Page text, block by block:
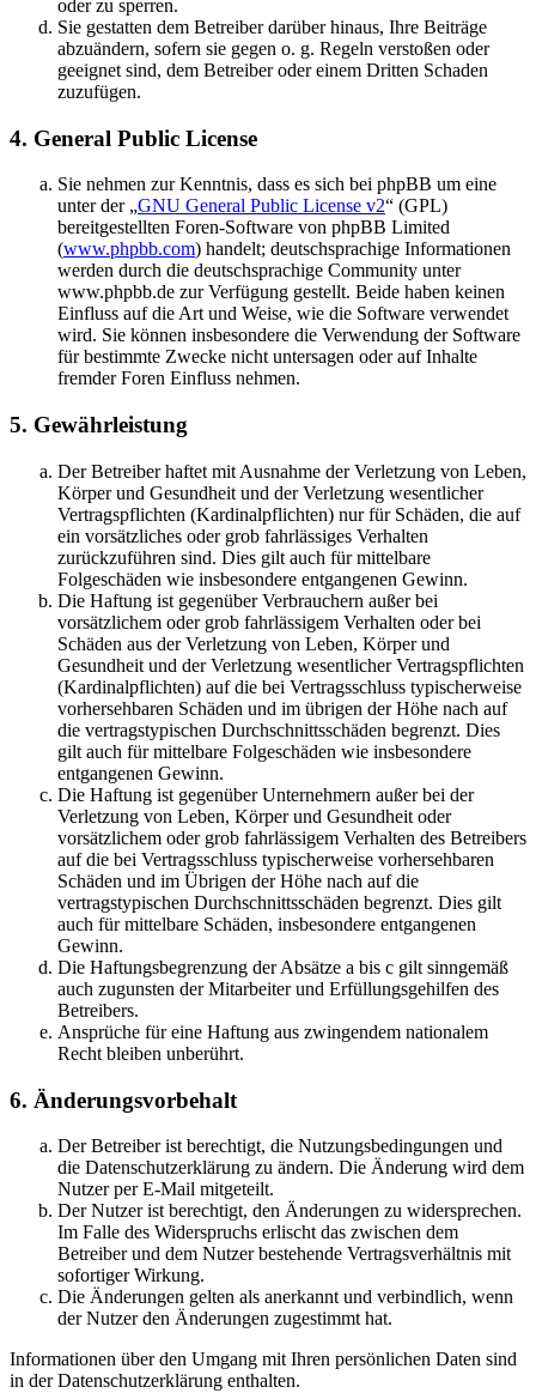
oder zu sperren.
Sie gestatten dem Betreiber darüber hinaus, Ihre Beiträge
abzuändern, sofern sie gegen o. g. Regeln verstoßen oder
geeignet sind, dem Betreiber oder einem Dritten Schaden
zuzufügen.
4. General Public License
Sie nehmen zur Kenntnis, dass es sich bei phpBB um eine
unter der „GNU General Public License v2“ (GPL)
bereitgestellten Foren-Software von phpBB Limited
(www.phpbb.com) handelt; deutschsprachige Informationen
werden durch die deutschsprachige Community unter
www.phpbb.de zur Verfügung gestellt. Beide haben keinen
Einfluss auf die Art und Weise, wie die Software verwendet
wird. Sie können insbesondere die Verwendung der Software
für bestimmte Zwecke nicht untersagen oder auf Inhalte
fremder Foren Einfluss nehmen.
5. Gewährleistung
Der Betreiber haftet mit Ausnahme der Verletzung von Leben,
Körper und Gesundheit und der Verletzung wesentlicher
Vertragspflichten (Kardinalpflichten) nur für Schäden, die auf
ein vorsätzliches oder grob fahrlässiges Verhalten
zurückzuführen sind. Dies gilt auch für mittelbare
Folgeschäden wie insbesondere entgangenen Gewinn.
Die Haftung ist gegenüber Verbrauchern außer bei
vorsätzlichem oder grob fahrlässigem Verhalten oder bei
Schäden aus der Verletzung von Leben, Körper und
Gesundheit und der Verletzung wesentlicher Vertragspflichten
(Kardinalpflichten) auf die bei Vertragsschluss typischerweise
vorhersehbaren Schäden und im übrigen der Höhe nach auf
die vertragstypischen Durchschnittsschäden begrenzt. Dies
gilt auch für mittelbare Folgeschäden wie insbesondere
entgangenen Gewinn.
Die Haftung ist gegenüber Unternehmern außer bei der
Verletzung von Leben, Körper und Gesundheit oder
vorsätzlichem oder grob fahrlässigem Verhalten des Betreibers
auf die bei Vertragsschluss typischerweise vorhersehbaren
Schäden und im Übrigen der Höhe nach auf die
vertragstypischen Durchschnittsschäden begrenzt. Dies gilt
auch für mittelbare Schäden, insbesondere entgangenen
Gewinn.
Die Haftungsbegrenzung der Absätze a bis c gilt sinngemäß
auch zugunsten der Mitarbeiter und Erfüllungsgehilfen des
Betreibers.
Ansprüche für eine Haftung aus zwingendem nationalem
Recht bleiben unberührt.
6. Änderungsvorbehalt
Der Betreiber ist berechtigt, die Nutzungsbedingungen und
die Datenschutzerklärung zu ändern. Die Änderung wird dem
Nutzer per E-Mail mitgeteilt.
Der Nutzer ist berechtigt, den Änderungen zu widersprechen.
Im Falle des Widerspruchs erlischt das zwischen dem
Betreiber und dem Nutzer bestehende Vertragsverhältnis mit
sofortiger Wirkung.
Die Änderungen gelten als anerkannt und verbindlich, wenn
der Nutzer den Änderungen zugestimmt hat.
Informationen über den Umgang mit Ihren persönlichen Daten sind
in der Datenschutzerklärung enthalten.